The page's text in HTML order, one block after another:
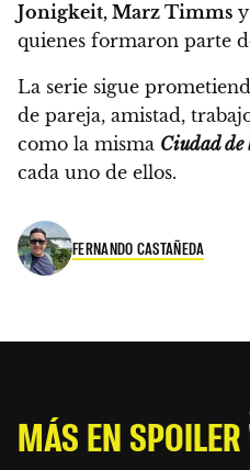
Jonigkeit, Marz Timms y
quienes formaron parte
La serie sigue
de pareja, amistad,
como la misma Ciudad de
cada uno de ellos.
FERNANDO CASTAÑEDA
MÁS EN SPOILER